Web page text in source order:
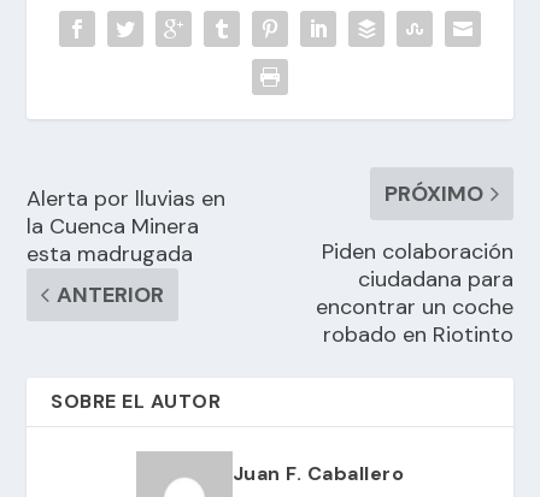
Alerta por lluvias en
la Cuenca Minera
esta madrugada
ANTERIOR
PRÓXIMO
Piden colaboración
ciudadana para
encontrar un coche
robado en Riotinto
SOBRE EL AUTOR
Juan F. Caballero